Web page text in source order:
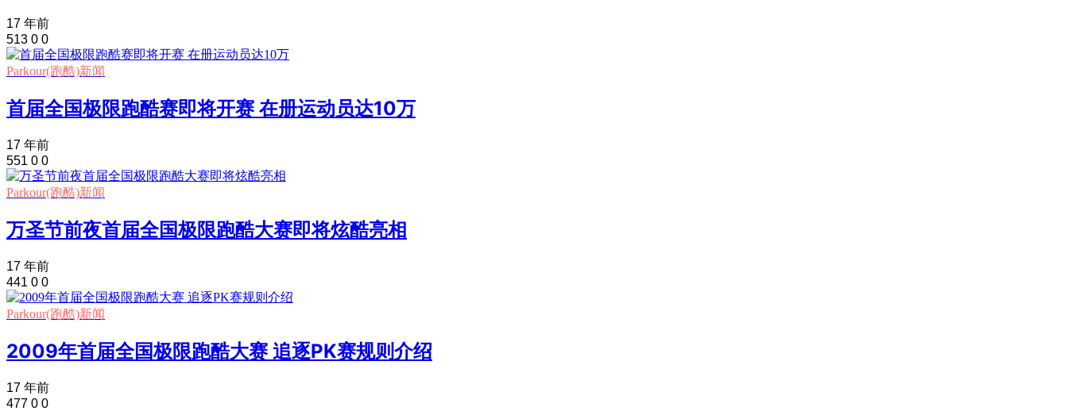
17 年前
513 0 0
Parkour(跑酷)新闻
首届全国极限跑酷赛即将开赛 在册运动员达10万
17 年前
551 0 0
Parkour(跑酷)新闻
万圣节前夜首届全国极限跑酷大赛即将炫酷亮相
17 年前
441 0 0
Parkour(跑酷)新闻
2009年首届全国极限跑酷大赛 追逐PK赛规则介绍
17 年前
477 0 0